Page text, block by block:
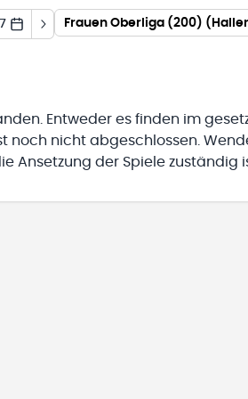
Frauen Oberliga (200)
Entweder es finden im
noch nicht abgeschlossen.
Ansetzung der Spiele zuständig